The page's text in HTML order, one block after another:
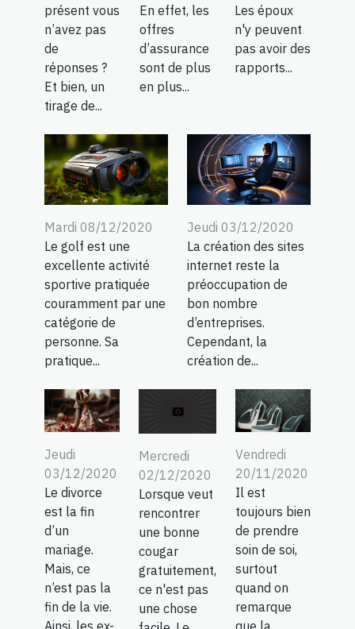
présent vous
n’avez pas
de
réponses ?
Et bien, un
tirage de...
En effet, les
offres
d’assurance
sont de plus
en plus...
Les époux
n'y peuvent
pas avoir des
rapports...
Mardi 08/12/2020
Le golf est une
excellente activité
sportive pratiquée
couramment par une
catégorie de
personne. Sa
pratique...
Jeudi 03/12/2020
La création des sites
internet reste la
préoccupation de
bon nombre
d’entreprises.
Cependant, la
création de...
Jeudi
03/12/2020
Le divorce
est la fin
d’un
mariage.
Mais, ce
n’est pas la
fin de la vie.
Ainsi, les ex-
Mercredi
02/12/2020
Lorsque veut
rencontrer
une bonne
cougar
gratuitement,
ce n'est pas
une chose
Vendredi
20/11/2020
Il est
toujours bien
de prendre
soin de soi,
surtout
quand on
remarque
que la